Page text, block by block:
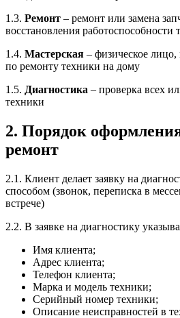
1.3. Ремонт – ремонт или замена
восстановления работоспособности
1.4. Мастерская – физическое
по ремонту техники на дому
1.5. Диагностика – проверка всех
техники
2. Порядок
ремонт
2.1. Клиент делает заявку на
способом (звонок, переписка в
встрече)
2.2. В заявке на диагностику
Имя клиента;
Адрес клиента;
Телефон клиента;
Марка и модель техники;
Серийный номер техники;
Описание неисправностей в